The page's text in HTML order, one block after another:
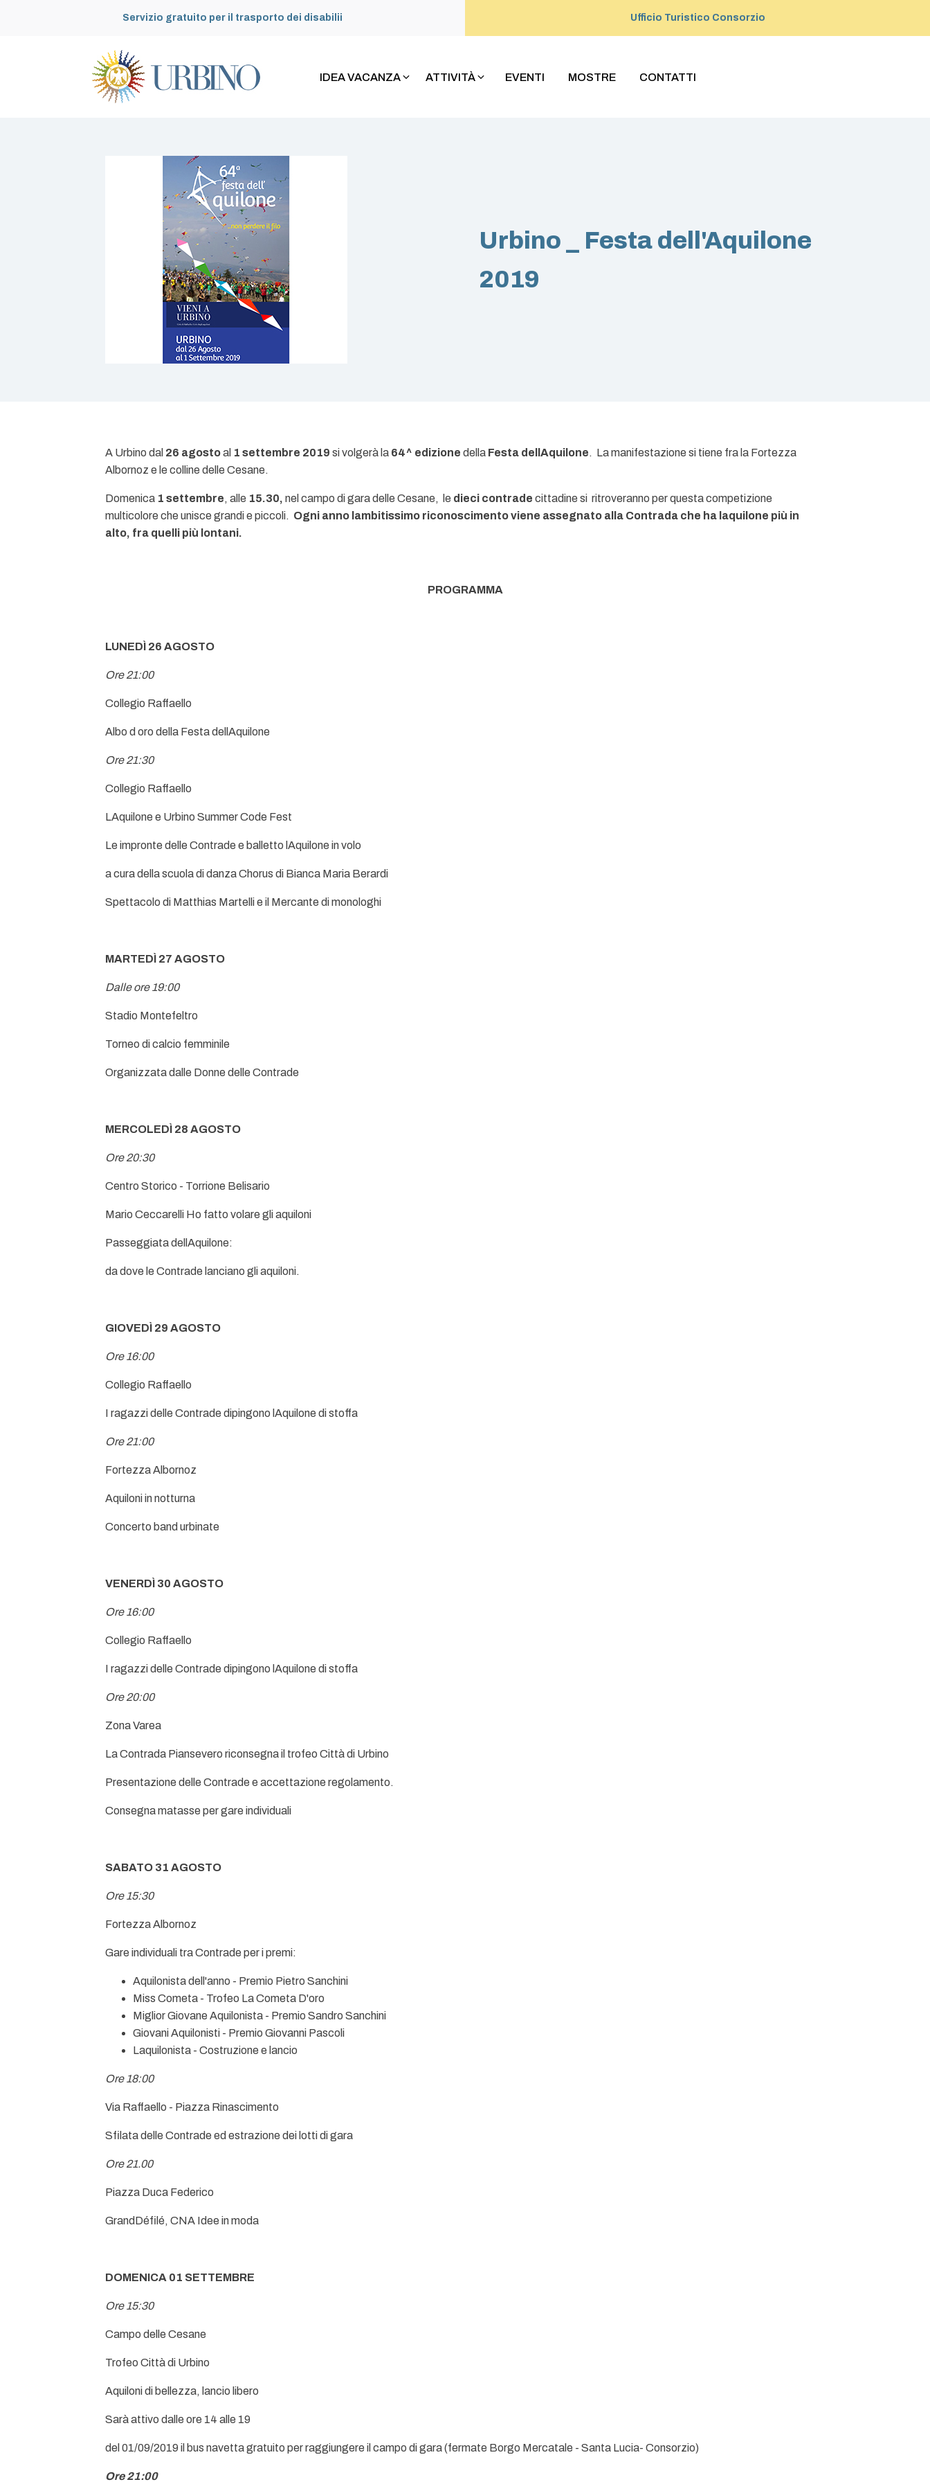
Servizio gratuito per il trasporto dei disabilii Ufficio Turistico Consorzio
IDEA VACANZA ATTIVITÀ EVENTI MOSTRE CONTATTI
Urbino _ Festa dell'Aquilone
2019
A Urbino dal 26 agostoal 1 settembre 2019 si volgerà la 64^ edizione della Festa dellAquilone. La manifestazione si tiene fra la Fortezza
Albornoz e le colline delle Cesane.
Domenica 1 settembre, alle 15.30, nel campo di gara delle Cesane, le dieci contrade cittadine si ritroveranno per questa competizione
multicolore che unisce grandi e piccoli. Ogni anno lambitissimo riconoscimento viene assegnato alla Contrada che ha laquilone più in
alto, fra quelli più lontani.
PROGRAMMA
LUNEDÌ 26 AGOSTO
Ore 21:00
Collegio Raffaello
Albo d oro della Festa dellAquilone
Ore 21:30
Collegio Raffaello
LAquilone e Urbino Summer Code Fest
Le impronte delle Contrade e balletto lAquilone in volo
a cura della scuola di danza Chorus di Bianca Maria Berardi
Spettacolo di Matthias Martelli e il Mercante di monologhi
MARTEDÌ 27 AGOSTO
Dalle ore 19:00
Stadio Montefeltro
Torneo di calcio femminile
Organizzata dalle Donne delle Contrade
MERCOLEDÌ 28 AGOSTO
Ore 20:30
Centro Storico - Torrione Belisario
Mario Ceccarelli Ho fatto volare gli aquiloni
Passeggiata dellAquilone:
da dove le Contrade lanciano gli aquiloni.
GIOVEDÌ 29 AGOSTO
Ore 16:00
Collegio Raffaello
I ragazzi delle Contrade dipingono lAquilone di stoffa
Ore 21:00
Fortezza Albornoz
Aquiloni in notturna
Concerto band urbinate
VENERDÌ 30 AGOSTO
Ore 16:00
Collegio Raffaello
I ragazzi delle Contrade dipingono lAquilone di stoffa
Ore 20:00
Zona Varea
La Contrada Piansevero riconsegna il trofeo Città di Urbino
Presentazione delle Contrade e accettazione regolamento.
Consegna matasse per gare individuali
SABATO 31 AGOSTO
Ore 15:30
Fortezza Albornoz
Gare individuali tra Contrade per i premi:
Aquilonista dell'anno - Premio Pietro Sanchini
Miss Cometa - Trofeo La Cometa D'oro
Miglior Giovane Aquilonista - Premio Sandro Sanchini
Giovani Aquilonisti - Premio Giovanni Pascoli
Laquilonista - Costruzione e lancio
Ore 18:00
Via Raffaello - Piazza Rinascimento
Sfilata delle Contrade ed estrazione dei lotti di gara
Ore 21.00
Piazza Duca Federico
GrandDéfilé, CNA Idee in moda
DOMENICA 01 SETTEMBRE
Ore 15:30
Campo delle Cesane
Trofeo Città di Urbino
Aquiloni di bellezza, lancio libero
Sarà attivo dalle ore 14 alle 19
del 01/09/2019 il bus navetta gratuito per raggiungere il campo di gara (fermate Borgo Mercatale - Santa Lucia- Consorzio)
Ore 21:00